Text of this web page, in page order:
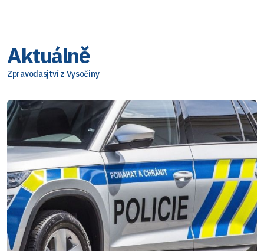
Aktuálně
Zpravodasjtví z Vysočiny